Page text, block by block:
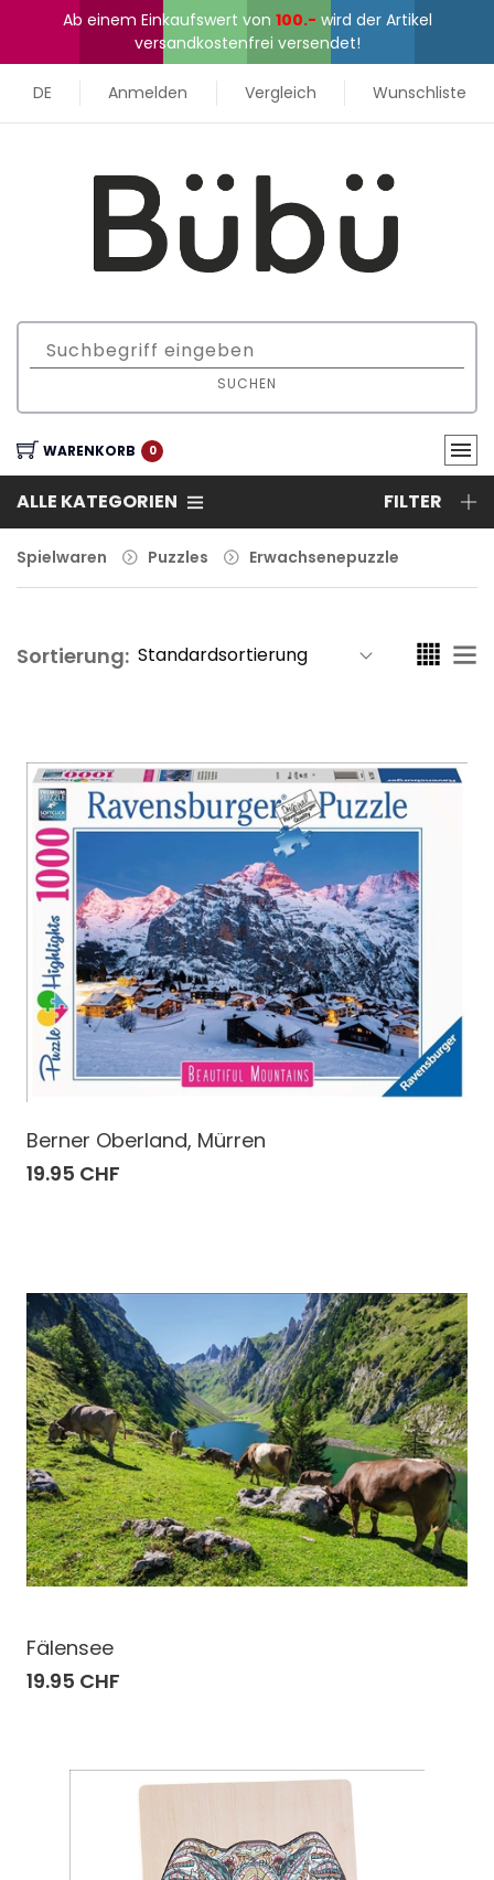
Ab einem Einkaufswert von 100.- wird der Artikel
versandkostenfrei versendet!
DE Anmelden Vergleich Wunschliste
SUCHEN
WARENKORB 0
ALLE KATEGORIEN FILTER
Spielwaren Puzzles Erwachsenepuzzle
Sortierung:
Berner Oberland, Mürren
19.95 CHF
Fälensee
19.95 CHF